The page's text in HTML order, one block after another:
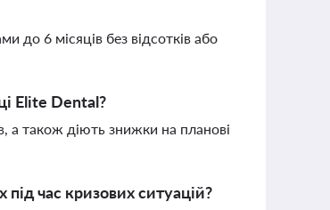
до 6 місяців без відсотків або
Elite Dental?
а також діють знижки на планові
під час кризових ситуацій?